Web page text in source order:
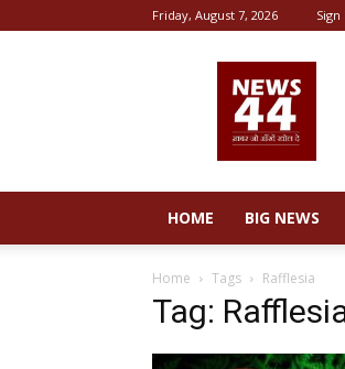
Friday, August 7, 2026 Sign
44
HOME BIG NEWS
Home Tags Rafflesia
Tag: